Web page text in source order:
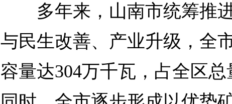
多年来，山南市统筹推
与民生改善、产业升级，全
容量达304万千瓦，占全区总